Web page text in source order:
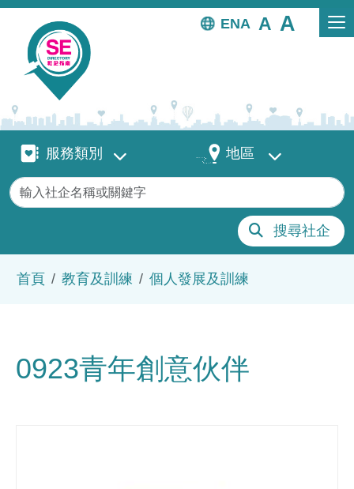
移至主內容
EN
服務類別服務類別 地區 地區
關鍵字
搜尋社企
首頁 教育及訓練 個人發展及訓練
0923青年創意伙伴